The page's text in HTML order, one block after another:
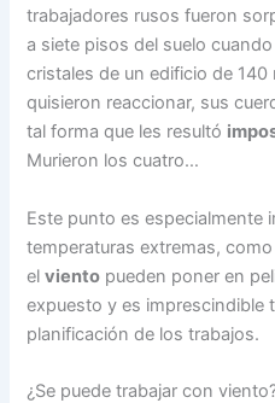
trabajadores rusos fueron
a siete pisos del suelo
cristales de un edificio de
quisieron reaccionar, sus
tal forma que les resultó
Murieron los cuatro…
Este punto es especialmente
temperaturas extremas, como
elviento pueden poner en
expuesto y es imprescindible
planificación de los trabajos.
¿Se puede trabajar con